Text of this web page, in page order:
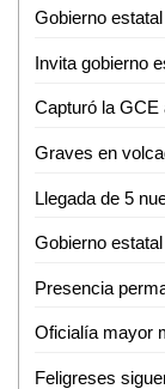
Gobierno
Invita gobierno
Capturó la GCE
Graves en
Feligreses